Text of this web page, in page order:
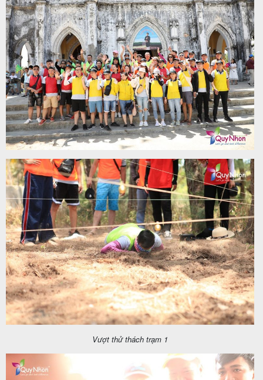
Vượt thử thách trạm 1